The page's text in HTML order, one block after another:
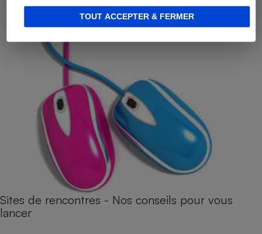
TOUT ACCEPTER & FERMER
Sites de rencontres - Nos conseils pour vous
lancer